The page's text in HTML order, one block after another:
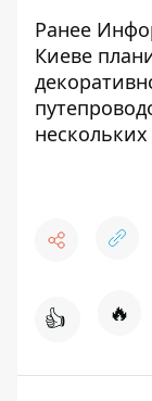
Ранее
Киеве
👍 🔥